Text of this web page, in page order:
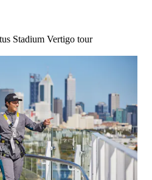
Stadium Vertigo tour